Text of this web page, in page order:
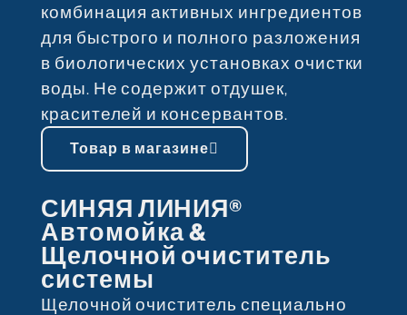
комбинация активных ингредиентов
для быстрого и полного разложения
в биологических установках очистки
воды. Не содержит отдушек,
красителей и консервантов.
Товар в магазине
СИНЯЯ ЛИНИЯ®
Автомойка &
Щелочной очиститель
системы
Щелочной очиститель специально